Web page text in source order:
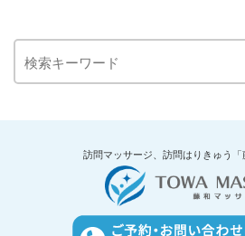
訪問マッサージ、訪問はりきゅう「